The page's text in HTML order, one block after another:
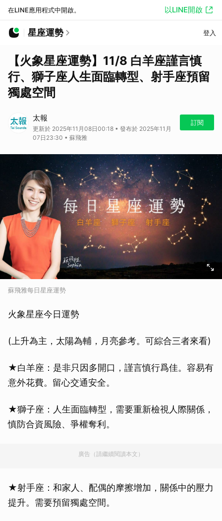
在LINE應用程式中開啟。 以LINE開啟
星座運勢 登入
【火象星座運勢】11/8 白羊座謹言慎
行、獅子座人生面臨轉型、射手座預留
獨處空間
太報
更新於 2025年11月08日00:18 • 發布於 2025年11月
07日23:30 • 蘇飛雅
訂閱
蘇飛雅每日星座運勢
火象星座今日運勢
(上升為主，太陽為輔，月亮參考。可綜合三者來看)
★白羊座：是非只因多開口，謹言慎行爲佳。容易有
意外花費。留心交通安全。
★獅子座：人生面臨轉型，需要重新檢視人際關係，
慎防合資風險、爭權奪利。
廣告（請繼續閱讀本文）
★射手座：和家人、配偶的摩擦增加，關係中的壓力
提升。需要預留獨處空間。